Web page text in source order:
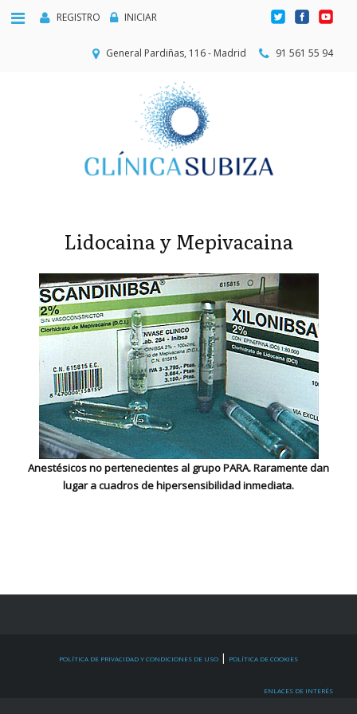
REGISTRO INICIAR
General Pardiñas, 116 - Madrid 91 561 55 94
Lidocaina y Mepivacaina
Anestésicos no pertenecientes al grupo PARA. Raramente dan
lugar a cuadros de hipersensibilidad inmediata.
POLÍTICA DE PRIVACIDAD Y CONDICIONES DE USO | POLÍTICA DE COOKIES
ENLACES DE INTERÉS